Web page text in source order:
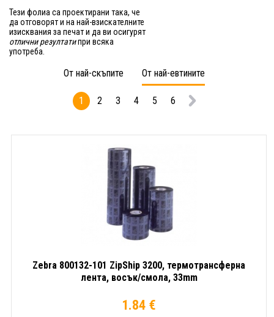
Тези фолиа са проектирани така, че
да отговорят и на най-взискателните
изисквания за печат и да ви осигурят
отлични резултатипри всяка
употреба.
От най-скъпите От най-евтините
1 2 3 4 5 6
Zebra 800132-101 ZipShip 3200, термотрансферна
лента, восък/смола, 33mm
1.84 €